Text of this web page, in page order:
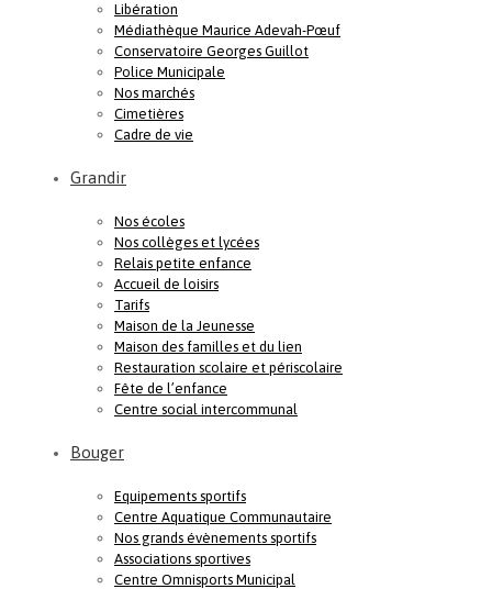
Libération
Médiathèque Maurice Adevah-Pœuf
Conservatoire Georges Guillot
Police Municipale
Nos marchés
Cimetières
Cadre de vie
Grandir
Nos écoles
Nos collèges et lycées
Relais petite enfance
Accueil de loisirs
Tarifs
Maison de la Jeunesse
Maison des familles et du lien
Restauration scolaire et périscolaire
Fête de l’enfance
Centre social intercommunal
Bouger
Equipements sportifs
Centre Aquatique Communautaire
Nos grands évènements sportifs
Associations sportives
Centre Omnisports Municipal